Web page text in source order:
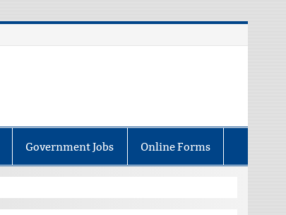
Government Jobs Online Forms